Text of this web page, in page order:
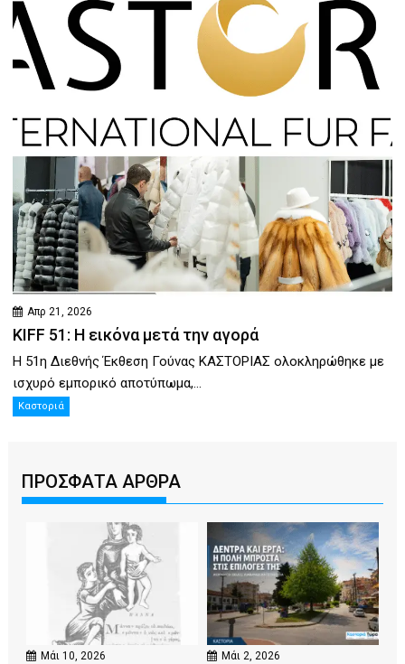
Απρ 21, 2026
KIFF 51: Η εικόνα μετά την αγορά
Η 51η Διεθνής Έκθεση Γούνας ΚΑΣΤΟΡΙΑΣ ολοκληρώθηκε με
ισχυρό εμπορικό αποτύπωμα,...
Καστοριά
ΠΡΟΣΦΑΤΑ ΑΡΘΡΑ
Μάι 10, 2026 Μάι 2, 2026